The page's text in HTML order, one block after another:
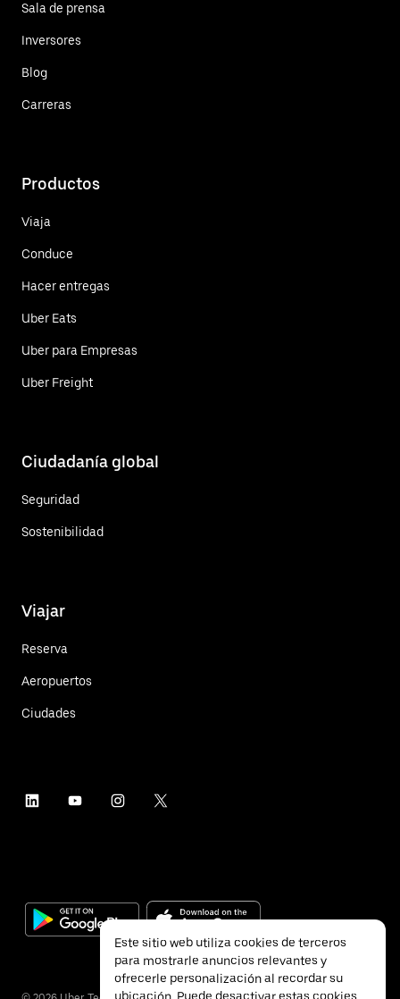
Sala de prensa
Inversores
Blog
Carreras
Productos
Viaja
Conduce
Hacer entregas
Uber Eats
Uber para Empresas
Uber Freight
Ciudadanía global
Seguridad
Sostenibilidad
Viajar
Reserva
Aeropuertos
Ciudades
Este sitio web utiliza cookies de terceros
para mostrarle anuncios relevantes y
ofrecerle personalización al recordar su